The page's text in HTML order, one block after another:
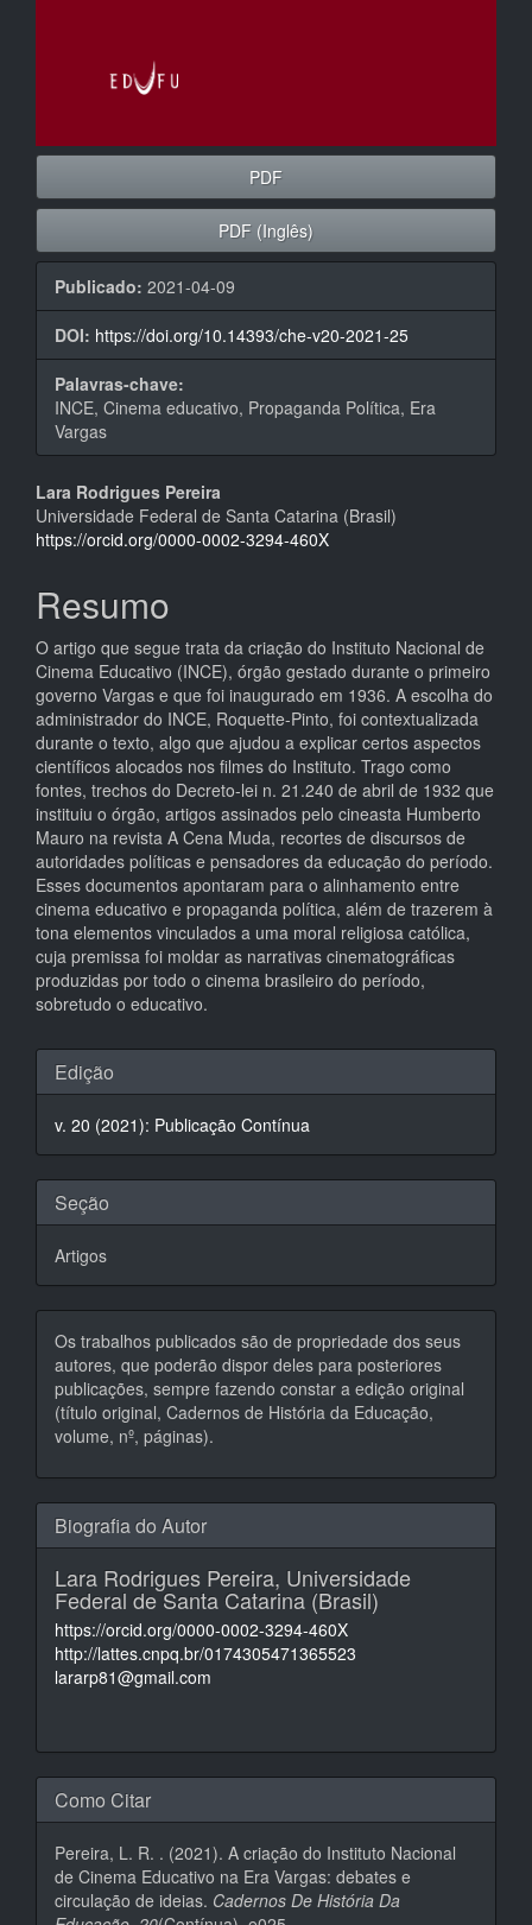
PDF
PDF (Inglês)
Publicado: 2021-04-09
DOI: https://doi.org/10.14393/che-v20-2021-25
Palavras-chave:
INCE, Cinema educativo, Propaganda Política, Era
Vargas
Conteúdo
do
principal
Lara Rodrigues Pereira
Universidade Federal de Santa Catarina (Brasil)
https://orcid.org/0000-0002-3294-460X
Resumo
O artigo que segue trata da criação do Instituto Nacional de
Cinema Educativo (INCE), órgão gestado durante o primeiro
governo Vargas e que foi inaugurado em 1936. A escolha do
administrador do INCE, Roquette-Pinto, foi contextualizada
durante o texto, algo que ajudou a explicar certos aspectos
científicos alocados nos filmes do Instituto. Trago como
fontes, trechos do Decreto-lei n. 21.240 de abril de 1932 que
instituiu o órgão, artigos assinados pelo cineasta Humberto
Mauro na revista A Cena Muda, recortes de discursos de
autoridades políticas e pensadores da educação do período.
Esses documentos apontaram para o alinhamento entre
cinema educativo e propaganda política, além de trazerem à
tona elementos vinculados a uma moral religiosa católica,
cuja premissa foi moldar as narrativas cinematográficas
produzidas por todo o cinema brasileiro do período,
sobretudo o educativo.
Detalhes
do
artigo
Edição
v. 20 (2021): Publicação Contínua
Seção
Artigos
Os trabalhos publicados são de propriedade dos seus
autores, que poderão dispor deles para posteriores
publicações, sempre fazendo constar a edição original
(título original, Cadernos de História da Educação,
volume, nº, páginas).
Biografia do Autor
Lara Rodrigues Pereira, Universidade
Federal de Santa Catarina (Brasil)
https://orcid.org/0000-0002-3294-460X
http://lattes.cnpq.br/0174305471365523
lararp81@gmail.com
Como Citar
Pereira, L. R. . (2021). A criação do Instituto Nacional
de Cinema Educativo na Era Vargas: debates e
circulação de ideias. Cadernos De História Da